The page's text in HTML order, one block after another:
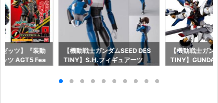
ッツ】『装動
ツ AGT5 Fea
【機動戦士ガンダムSEED DES
TINY】S.H.フィギュアーツ
長国パイロットスーツVer.）』
【機動戦士ガン
TINY】